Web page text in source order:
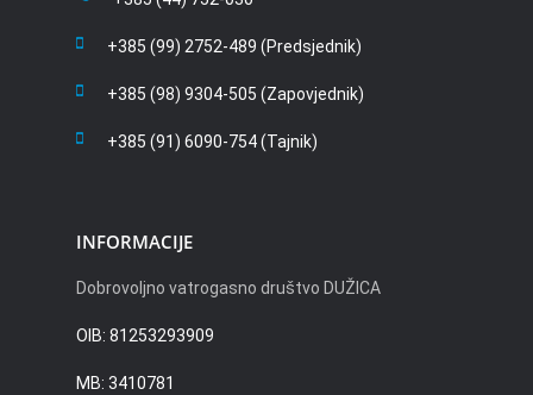
+385 (99) 2752-489 (Predsjednik)
+385 (98) 9304-505 (Zapovjednik)
+385 (91) 6090-754 (Tajnik)
INFORMACIJE
Dobrovoljno vatrogasno društvo DUŽICA
OIB: 81253293909
MB: 3410781